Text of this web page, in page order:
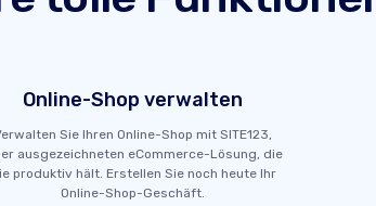
Online-Shop verwalten
Sie Ihren Online-Shop mit SITE123,
ausgezeichneten eCommerce-Lösung, die
produktiv hält. Erstellen Sie noch heute Ihr
Online-Shop-Geschäft.